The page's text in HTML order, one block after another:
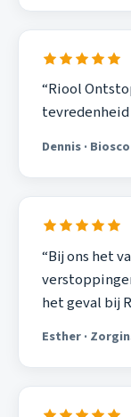
“Riool
Dennis ·
“Bij ons het
het geval bij
Esther ·